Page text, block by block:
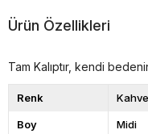
Ürün Özellikleri
Tam Kalıptır, kendi
Renk
Boy Midi